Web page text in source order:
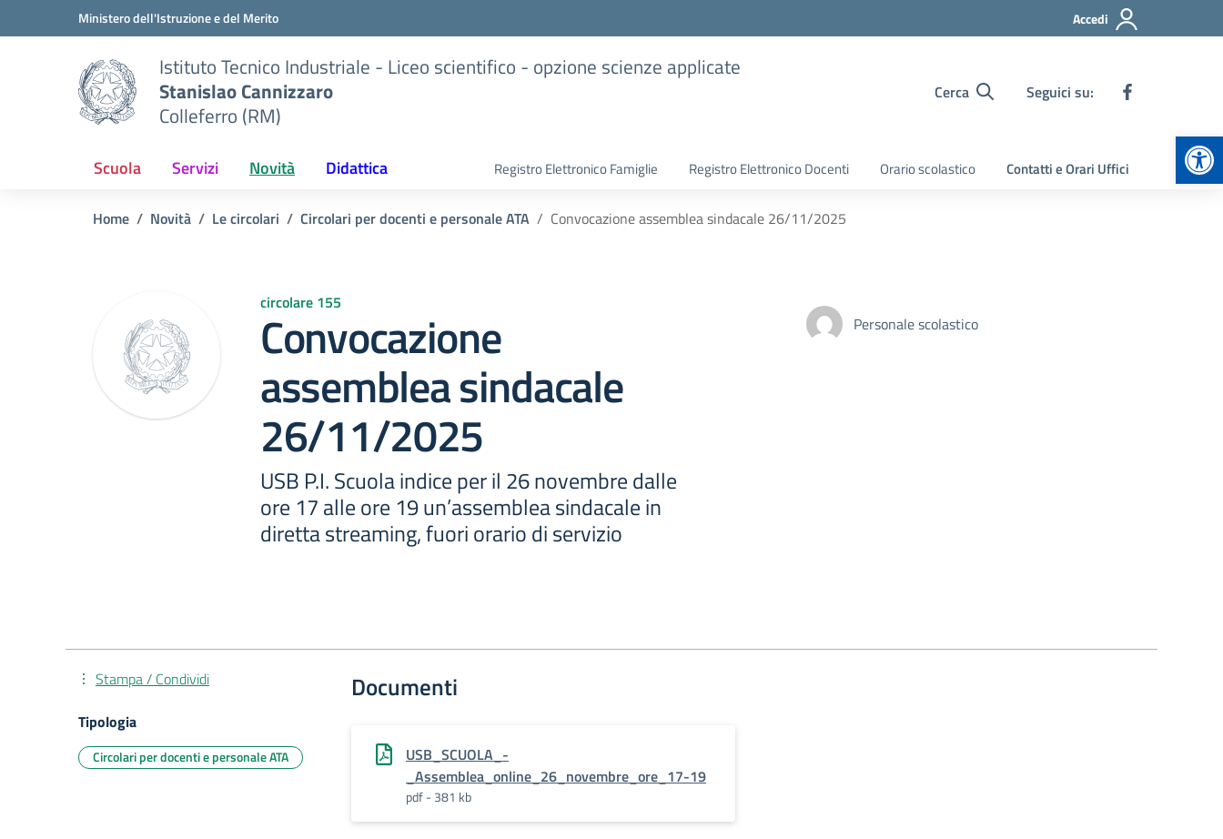
Vai ai contenuti
Vai al menu di navigazioneMinistero dell'Istruzione e del Merito Accedi
Istituto Tecnico Industriale - Liceo scientifico - opzione scienze applicate
Stanislao Cannizzaro
Colleferro (RM)
Cerca Seguici su:
Scuola Servizi Novità Didattica Registro Elettronico Famiglie Registro Elettronico Docenti Orario scolastico Contatti e Orari Uffici
Home Novità Le circolari Circolari per docenti e personale ATA Convocazione assemblea sindacale 26/11/2025
circolare 155
Convocazione
assemblea sindacale
26/11/2025
USB P.I. Scuola indice per il 26 novembre dalle
ore 17 alle ore 19 un’assemblea sindacale in
diretta streaming, fuori orario di servizio
Personale scolastico
Documenti
USB_SCUOLA_-
_Assemblea_online_26_novembre_ore_17-19
pdf - 381 kb
Stampa / Condividi
Tipologia
Circolari per docenti e personale ATA